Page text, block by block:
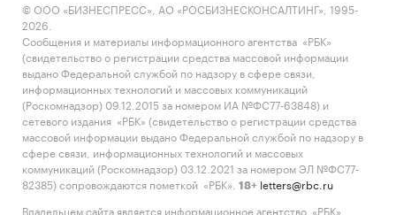
© ООО «БИЗНЕСПРЕСС», АО «РОСБИЗНЕСКОНСАЛТИНГ», 1995-
2026.
Сообщения и материалы информационного агентства «РБК»
(свидетельство о регистрации средства массовой информации
выдано Федеральной службой по надзору в сфере связи,
информационных технологий и массовых коммуникаций
(Роскомнадзор) 09.12.2015 за номером ИА №ФС77-63848) и
сетевого издания «РБК» (свидетельство о регистрации средства
массовой информации выдано Федеральной службой по надзору в
сфере связи, информационных технологий и массовых
коммуникаций (Роскомнадзор) 03.12.2021 за номером ЭЛ №ФС77-
82385) сопровождаются пометкой «РБК».
18+ letters@rbc.ru
Владельцем сайта является информационное агентство «РБК».